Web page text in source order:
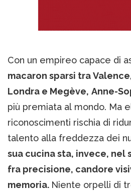
Con un empireo capace di
macaron sparsi tra
Londra e Megève, Anne-
più premiata al mondo. Ma
riconoscimenti rischia di
talento alla freddezza dei
sua cucina sta, invece,
fra precisione, candore
memoria. Niente orpelli di